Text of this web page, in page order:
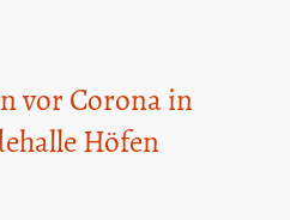
vor Corona in
Höfen